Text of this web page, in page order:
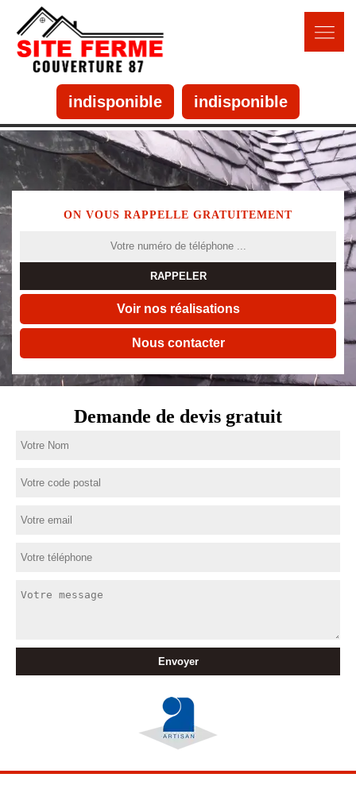
indisponible indisponible
ON VOUS RAPPELLE GRATUITEMENT
Voir nos réalisations
Nous contacter
Demande de devis gratuit